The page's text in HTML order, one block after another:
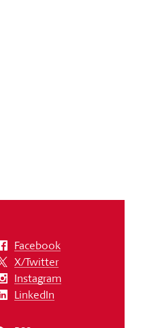
Facebook
X/Twitter
Instagram
LinkedIn